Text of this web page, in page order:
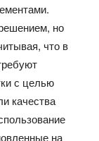
но
что в
с целью
качества
на